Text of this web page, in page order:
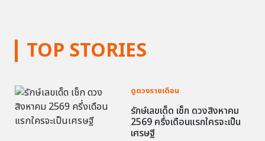
TOP STORIES
ดูดวงรายเดือน
รักษ์เลขเด็ด เช็ก ดวงสิงหาคม
2569 ครึ่งเดือนแรกใครจะเป็น
เศรษฐี